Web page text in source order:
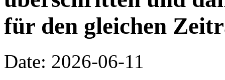
für den gleichen
Date: 2026-06-11